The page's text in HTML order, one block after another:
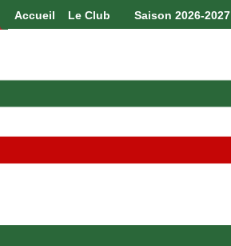
Accueil Le Club Saison 2026-2027